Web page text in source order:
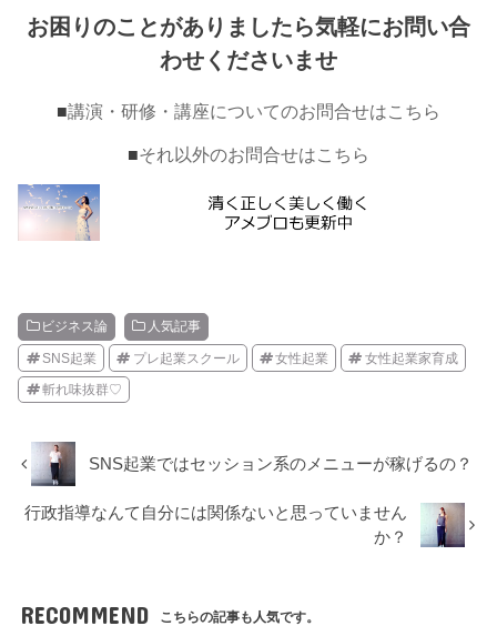
お困りのことがありましたら気軽にお問い合
わせくださいませ
■講演・研修・講座についてのお問合せはこちら
■それ以外のお問合せはこちら
ビジネス論 人気記事
SNS起業 プレ起業スクール 女性起業 女性起業家育成
斬れ味抜群♡
SNS起業ではセッション系のメニューが稼げるの？
行政指導なんて自分には関係ないと思っていません
か？
RECOMMEND こちらの記事も人気です。